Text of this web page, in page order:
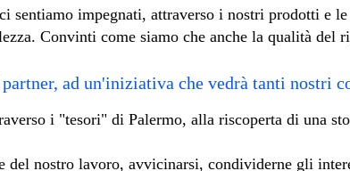
sentiamo impegnati, attraverso i nostri prodotti e
Convinti come siamo che anche la qualità del
ad un'iniziativa che vedrà tanti nostri
i "tesori" di Palermo, alla riscoperta di una
del nostro lavoro, avvicinarsi, condividerne gli